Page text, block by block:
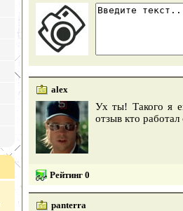
alex
Ух ты! Такого я
отзыв кто
Рейтинг 0
panterra